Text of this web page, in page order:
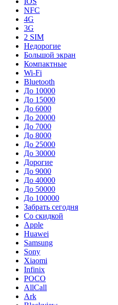
NFC
4G
3G
2 SIM
Недорогие
Большой экран
Компактные
Wi-Fi
Bluetooth
До 10000
До 15000
До 6000
До 20000
До 7000
До 8000
До 25000
До 30000
Дорогие
До 9000
До 40000
До 50000
До 100000
Забрать сегодня
Со скидкой
Apple
Huawei
Samsung
Sony
Xiaomi
Infinix
POCO
AllCall
Ark